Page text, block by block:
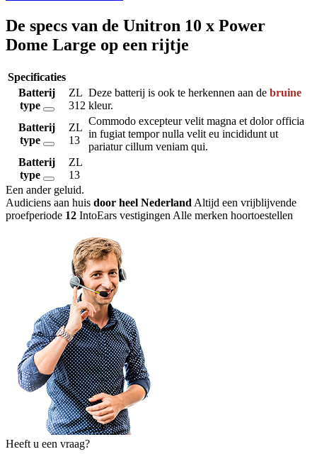
De specs van de Unitron 10 x Power
Dome Large op een rijtje
Specificaties
Batterij
type
ZL
312
Deze batterij is ook te herkennen aan de bruine
kleur.
Batterij
type
ZL
13
Commodo excepteur velit magna et dolor officia
in fugiat tempor nulla velit eu incididunt ut
pariatur cillum veniam qui.
Batterij
type
ZL
13
Een ander geluid.
Audiciens aan huis door heel Nederland Altijd een vrijblijvende
proefperiode 12 IntoEars vestigingen Alle merken hoortoestellen
Heeft u een vraag?